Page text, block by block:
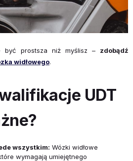
być prostsza niż myślisz – zdobądź
widłowego.
UDT
wszystkim: Wózki widłowe
wymagają umiejętnego